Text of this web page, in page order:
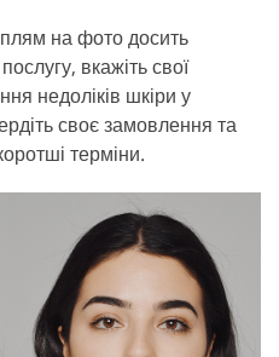
на фото досить
вкажіть свої
недоліків шкіри у
своє замовлення та
терміни.